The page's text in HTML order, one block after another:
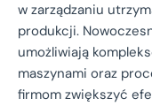
w zarządzaniu
produkcji.
umożliwiają
maszynami oraz
firmom zwiększyć